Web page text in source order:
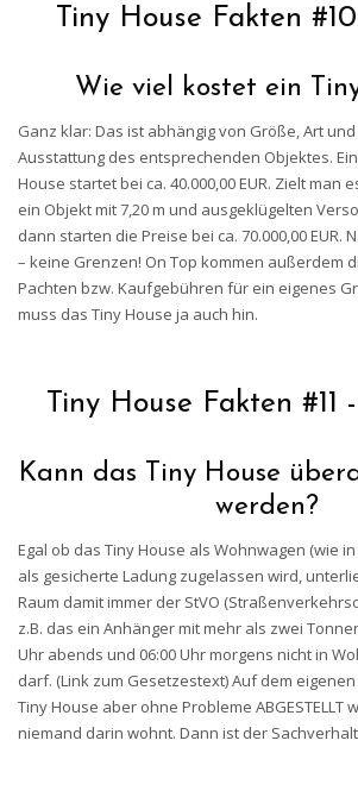
Tiny House Fakten
Wie viel kostet ein
Ganz klar: Das ist abhängig von Größe, Art
Ausstattung des entsprechenden Objektes.
House startet bei ca. 40.000,00 EUR. Zielt man
ein Objekt mit 7,20 m und ausgeklügelten
dann starten die Preise bei ca. 70.000,00 EUR.
– keine Grenzen! On Top kommen außerdem
Pachten bzw. Kaufgebühren für ein eigenes
muss das Tiny House ja auch hin.
Tiny House Fakten #11
Kann das Tiny House
werden?
Egal ob das Tiny House als Wohnwagen (wie
als gesicherte Ladung zugelassen wird,
Raum damit immer der StVO
z.B. das ein Anhänger mit mehr als zwei
Uhr abends und 06:00 Uhr morgens nicht in
darf. (Link zum Gesetzestext) Auf dem
Tiny House aber ohne Probleme ABGESTELLT
niemand darin wohnt. Dann ist der